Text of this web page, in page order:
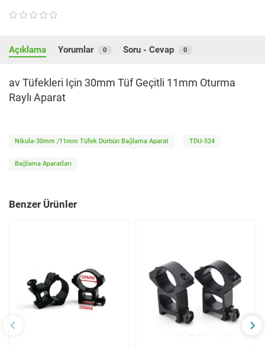
Açıklama Yorumlar 0 Soru - Cevap 0
av Tüfekleri Için 30mm Tüf Geçitli 11mm Oturma
Raylı Aparat
Nikula-30mm /11mm Tüfek Dürbün Bağlama Aparat TDU-524
Bağlama Aparatları
Benzer Ürünler